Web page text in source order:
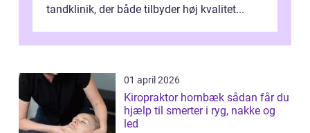
tandklinik, der både tilbyder høj kvalitet...
01 april 2026
Kiropraktor hornbæk sådan får du
hjælp til smerter i ryg, nakke og
led